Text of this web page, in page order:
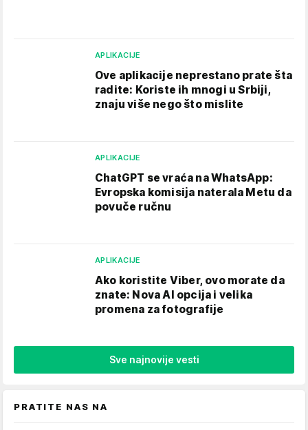
APLIKACIJE
Ove aplikacije neprestano prate šta
radite: Koriste ih mnogi u Srbiji,
znaju više nego što mislite
APLIKACIJE
ChatGPT se vraća na WhatsApp:
Evropska komisija naterala Metu da
povuče ručnu
APLIKACIJE
Ako koristite Viber, ovo morate da
znate: Nova AI opcija i velika
promena za fotografije
Sve najnovije vesti
PRATITE NAS NA